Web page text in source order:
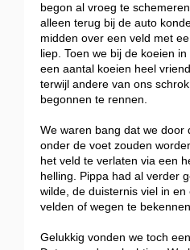
begon al vroeg te
alleen terug bij de auto
midden over een veld met
liep. Toen we bij de koeien
een aantal koeien heel
terwijl andere van ons
begonnen te rennen.
We waren bang dat we door
onder de voet zouden
het veld te verlaten via een
helling. Pippa had al verder
wilde, de duisternis viel in
velden of wegen te
Gelukkig vonden we toch